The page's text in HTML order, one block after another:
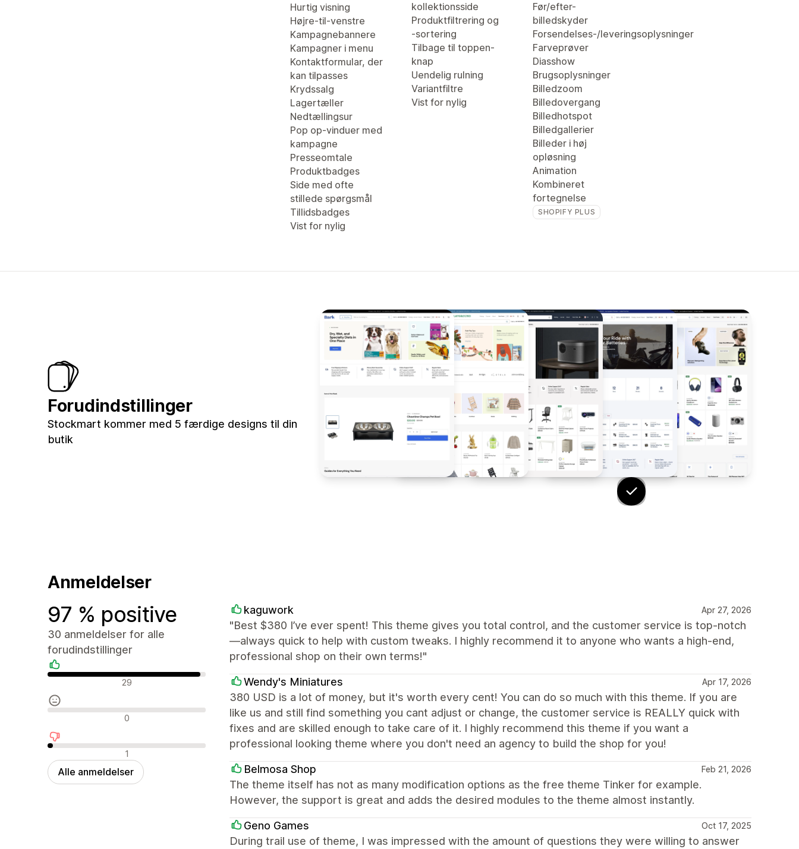
Hurtig visning
Højre-til-venstre
Kampagnebannere
Kampagner i menu
Kontaktformular, der
kan tilpasses
Krydssalg
Lagertæller
Nedtællingsur
Pop op-vinduer med
kampagne
Presseomtale
Produktbadges
Side med ofte
stillede spørgsmål
Tillidsbadges
Vist for nylig
kollektionsside
Produktfiltrering og
-sortering
Tilbage til toppen-
knap
Uendelig rulning
Variantfiltre
Vist for nylig
Før/efter-
billedskyder
Forsendelses-/leveringsoplysninger
Farveprøver
Diasshow
Brugsoplysninger
Billedzoom
Billedovergang
Billedhotspot
Billedgallerier
Billeder i høj
opløsning
Animation
Kombineret
fortegnelse
SHOPIFY PLUS
Forudindstillinger
Stockmart kommer med 5 færdige designs til din
butik
Anmeldelser
97 % positive
30 anmeldelser for alle
forudindstillinger
Positive anmeldelser
29
Neutrale anmeldelser
0
Negative anmeldelser
1
Alle anmeldelser
kaguwork Apr 27, 2026
"Best $380 I’ve ever spent! This theme gives you total control, and the customer service is top-notch
—always quick to help with custom tweaks. I highly recommend it to anyone who wants a high-end,
professional shop on their own terms!"
Wendy's Miniatures Apr 17, 2026
380 USD is a lot of money, but it's worth every cent! You can do so much with this theme. If you are
like us and still find something you cant adjust or change, the customer service is REALLY quick with
fixes and are skilled enough to take care of it. I highly recommend this theme if you want a
professional looking theme where you don't need an agency to build the shop for you!
Belmosa Shop Feb 21, 2026
The theme itself has not as many modification options as the free theme Tinker for example.
However, the support is great and adds the desired modules to the theme almost instantly.
Geno Games Oct 17, 2025
During trail use of theme, I was impressed with the amount of questions they were willing to answer